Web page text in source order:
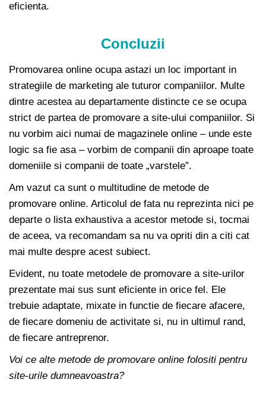
eficienta.
Concluzii
Promovarea online ocupa astazi un loc important in
strategiile de marketing ale tuturor companiilor. Multe
dintre acestea au departamente distincte ce se ocupa
strict de partea de promovare a site-ului companiilor. Si
nu vorbim aici numai de magazinele online – unde este
logic sa fie asa – vorbim de companii din aproape toate
domeniile si companii de toate „varstele”.
Am vazut ca sunt o multitudine de metode de
promovare online. Articolul de fata nu reprezinta nici pe
departe o lista exhaustiva a acestor metode si, tocmai
de aceea, va recomandam sa nu va opriti din a citi cat
mai multe despre acest subiect.
Evident, nu toate metodele de promovare a site-urilor
prezentate mai sus sunt eficiente in orice fel. Ele
trebuie adaptate, mixate in functie de fiecare afacere,
de fiecare domeniu de activitate si, nu in ultimul rand,
de fiecare antreprenor.
Voi ce alte metode de promovare online folositi pentru
site-urile dumneavoastra?